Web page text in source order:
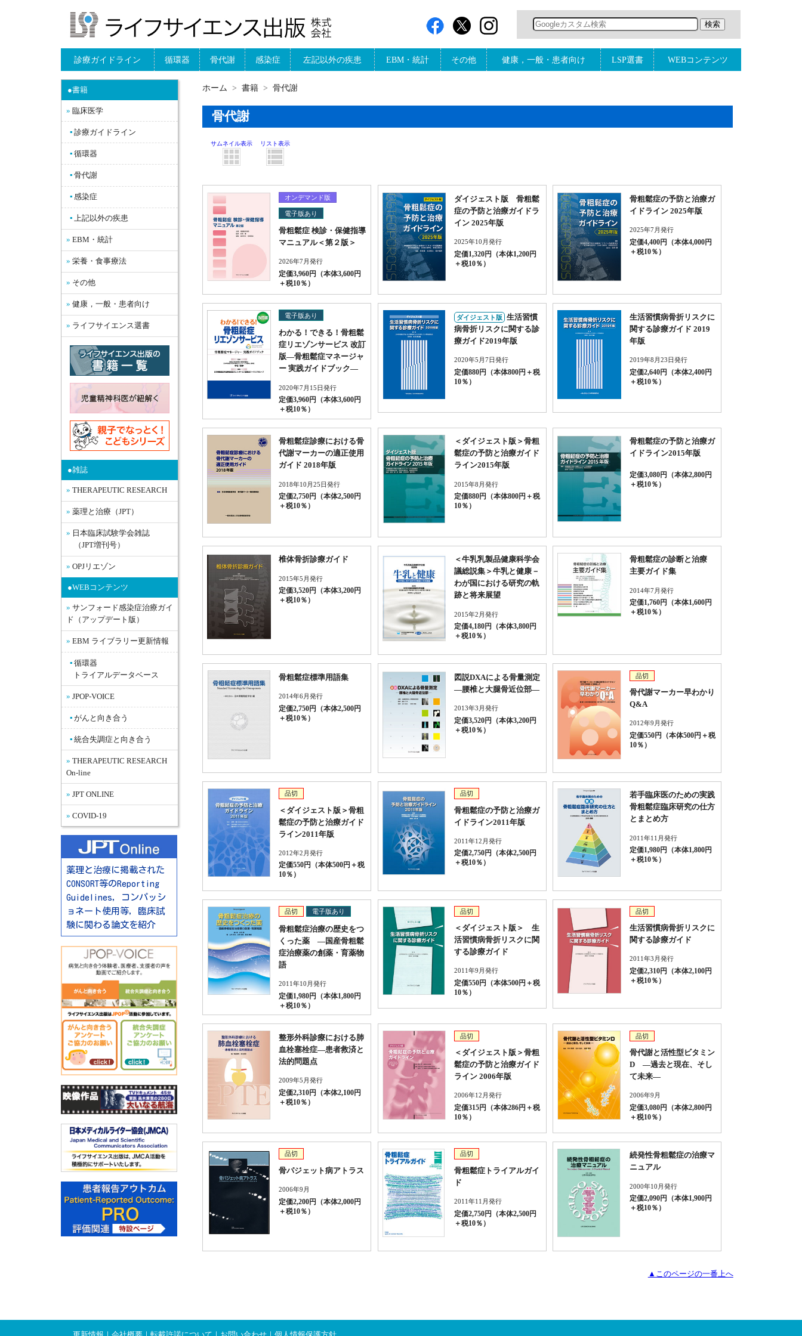
診療ガイドライン 循環器 骨代謝 感染症 左記以外の疾患 EBM・統計 その他 健康，一般・患者向け LSP選書 WEBコンテンツ
●書籍
臨床医学
診療ガイドライン
循環器
骨代謝
感染症
上記以外の疾患
EBM・統計
栄養・食事療法
その他
健康，一般・患者向け
ライフサイエンス選書
●雑誌
THERAPEUTIC RESEARCH
薬理と治療（JPT）
日本臨床試験学会雑誌
（JPT増刊号）
OPJリエゾン
●WEBコンテンツ
サンフォード感染症治療ガイ
ド（アップデート版）
EBM ライブラリー更新情報
循環器
トライアルデータベース
JPOP-VOICE
がんと向き合う
統合失調症と向き合う
THERAPEUTIC RESEARCH
On-line
JPT ONLINE
COVID-19
薬理と治療に掲載された
CONSORT等のReporting
Guidelines，コンパッシ
ョネート使用等，臨床試
験に関わる論文を紹介
ホーム 書籍 骨代謝
骨代謝
サムネイル表示 リスト表示
オンデマンド版
電子版あり
骨粗鬆症 検診・保健指導
マニュアル＜第２版＞
2026年7月発行
定価3,960円（本体3,600円
＋税10％）
ダイジェスト版 骨粗鬆
症の予防と治療ガイドラ
イン 2025年版
2025年10月発行
定価1,320円（本体1,200円
＋税10％）
骨粗鬆症の予防と治療ガ
イドライン 2025年版
2025年7月発行
定価4,400円（本体4,000円
＋税10％）
電子版あり
わかる！できる！骨粗鬆
症リエゾンサービス 改訂
版—骨粗鬆症マネージャ
ー 実践ガイドブック—
2020年7月15日発行
定価3,960円（本体3,600円
＋税10％）
ダイジェスト版 生活習慣
病骨折リスクに関する診
療ガイド2019年版
2020年5月7日発行
定価880円（本体800円＋税
10％）
生活習慣病骨折リスクに
関する診療ガイド 2019
年版
2019年8月23日発行
定価2,640円（本体2,400円
＋税10％）
骨粗鬆症診療における骨
代謝マーカーの適正使用
ガイド 2018年版
2018年10月25日発行
定価2,750円（本体2,500円
＋税10％）
＜ダイジェスト版＞骨粗
鬆症の予防と治療ガイド
ライン2015年版
2015年8月発行
定価880円（本体800円＋税
10％）
骨粗鬆症の予防と治療ガ
イドライン2015年版
定価3,080円（本体2,800円
＋税10％）
椎体骨折診療ガイド
2015年5月発行
定価3,520円（本体3,200円
＋税10％）
＜牛乳乳製品健康科学会
議総説集＞牛乳と健康－
わが国における研究の軌
跡と将来展望
2015年2月発行
定価4,180円（本体3,800円
＋税10％）
骨粗鬆症の診断と治療
主要ガイド集
2014年7月発行
定価1,760円（本体1,600円
＋税10％）
骨粗鬆症標準用語集
2014年6月発行
定価2,750円（本体2,500円
＋税10％）
図説DXAによる骨量測定
—腰椎と大腿骨近位部—
2013年3月発行
定価3,520円（本体3,200円
＋税10％）
品切
骨代謝マーカー早わかり
Q&A
2012年9月発行
定価550円（本体500円＋税
10％）
品切
＜ダイジェスト版＞骨粗
鬆症の予防と治療ガイド
ライン2011年版
2012年2月発行
定価550円（本体500円＋税
10％）
品切
骨粗鬆症の予防と治療ガ
イドライン2011年版
2011年12月発行
定価2,750円（本体2,500円
＋税10％）
若手臨床医のための実践
骨粗鬆症臨床研究の仕方
とまとめ方
2011年11月発行
定価1,980円（本体1,800円
＋税10％）
品切 電子版あり
骨粗鬆症治療の歴史をつ
くった薬 ―国産骨粗鬆
症治療薬の創薬・育薬物
語
2011年10月発行
定価1,980円（本体1,800円
＋税10％）
品切
＜ダイジェスト版＞ 生
活習慣病骨折リスクに関
する診療ガイド
2011年9月発行
定価550円（本体500円＋税
10％）
品切
生活習慣病骨折リスクに
関する診療ガイド
2011年3月発行
定価2,310円（本体2,100円
＋税10％）
整形外科診療における肺
血栓塞栓症―患者救済と
法的問題点
2009年5月発行
定価2,310円（本体2,100円
＋税10％）
品切
＜ダイジェスト版＞骨粗
鬆症の予防と治療ガイド
ライン 2006年版
2006年12月発行
定価315円（本体286円＋税
10％）
品切
骨代謝と活性型ビタミン
D ―過去と現在、そし
て未来―
2006年9月
定価3,080円（本体2,800円
＋税10％）
品切
骨パジェット病アトラス
2006年9月
定価2,200円（本体2,000円
＋税10％）
品切
骨粗鬆症トライアルガイ
ド
2011年11月発行
定価2,750円（本体2,500円
＋税10％）
続発性骨粗鬆症の治療マ
ニュアル
2000年10月発行
定価2,090円（本体1,900円
＋税10％）
▲このページの一番上へ